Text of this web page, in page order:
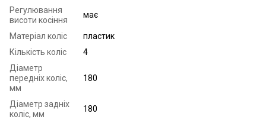
Регулювання
висоти косіння
має
Матеріал коліс
пластик
Кількість коліс
4
Діаметр
передніх коліс,
мм
180
Діаметр задніх
коліс, мм
180